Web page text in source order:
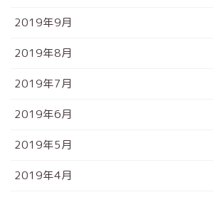
2019年9月
2019年8月
2019年7月
2019年6月
2019年5月
2019年4月